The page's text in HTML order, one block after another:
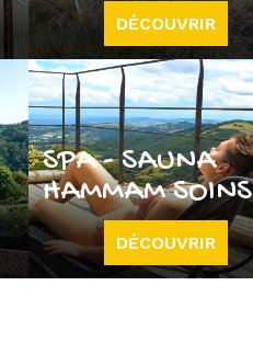
DÉCOUVRIR
SPA - SAUNA
HAMMAM SOINS
DÉCOUVRIR